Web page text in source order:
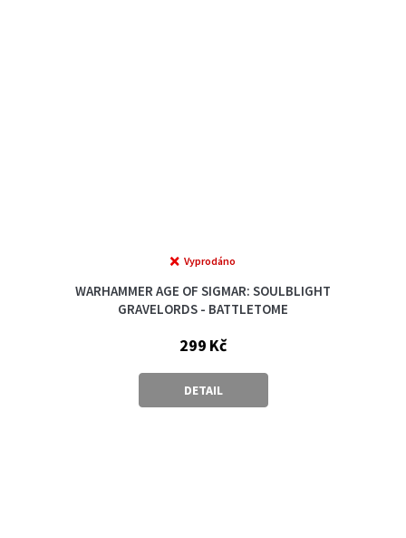
WARHAMMER AGE OF SIGMAR: SOULBLIGHT
GRAVELORDS - BATTLETOME
Vyprodáno
299 Kč
DETAIL